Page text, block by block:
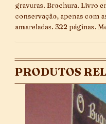
gravuras. Brochura. Livro
conservação, apenas com
amareladas. 322 páginas.
PRODUTOS